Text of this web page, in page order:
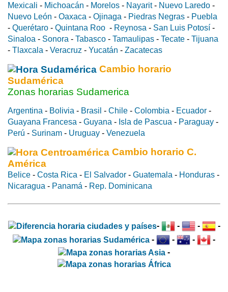
Mexicali - Michoacán - Morelos - Nayarit- Nuevo Laredo -
Nuevo León - Oaxaca - Ojinaga - Piedras Negras - Puebla
- Querétaro - Quintana Roo - Reynosa - San Luis Potosí -
Sinaloa - Sonora - Tabasco - Tamaulipas - Tecate - Tijuana
- Tlaxcala - Veracruz - Yucatán - Zacatecas
Cambio horario
Sudamérica
Zonas horarias Sudamerica
Argentina - Bolivia - Brasil - Chile - Colombia - Ecuador -
Guayana Francesa - Guyana - Isla de Pascua - Paraguay -
Perú - Surinam - Uruguay - Venezuela
Cambio horario C.
América
Belice - Costa Rica - El Salvador - Guatemala - Honduras -
Nicaragua - Panamá - Rep. Dominicana
- - -
-
-
- -
-
-